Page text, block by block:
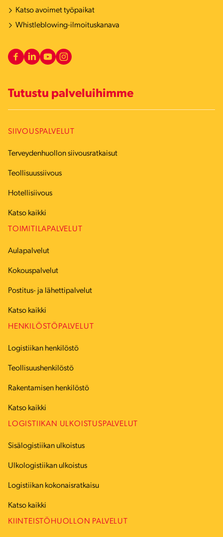
Katso avoimet työpaikat
Whistleblowing-ilmoituskanava
Tutustu palveluihimme
SIIVOUSPALVELUT
Terveydenhuollon siivousratkaisut
Teollisuussiivous
Hotellisiivous
Katso kaikki
TOIMITILAPALVELUT
Aulapalvelut
Kokouspalvelut
Postitus- ja lähettipalvelut
Katso kaikki
HENKILÖSTÖPALVELUT
Logistiikan henkilöstö
Teollisuushenkilöstö
Rakentamisen henkilöstö
Katso kaikki
LOGISTIIKAN ULKOISTUSPALVELUT
Sisälogistiikan ulkoistus
Ulkologistiikan ulkoistus
Logistiikan kokonaisratkaisu
Katso kaikki
KIINTEISTÖHUOLLON PALVELUT